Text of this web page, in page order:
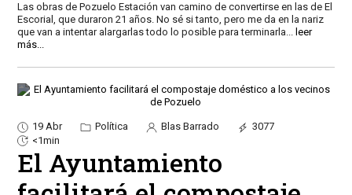
Las obras de Pozuelo Estación van camino de convertirse en las de El
Escorial, que duraron 21 años. No sé si tanto, pero me da en la nariz
que van a intentar alargarlas todo lo posible para terminarla... leer
más...
19 Abr Política Blas Barrado
3077
<1min
El Ayuntamiento